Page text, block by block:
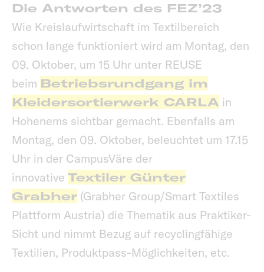
Die Antworten des FEZ’23
Wie Kreislaufwirtschaft im Textilbereich
schon lange funktioniert wird am Montag, den
09. Oktober, um 15 Uhr unter REUSE
beim Betriebsrundgang im
Kleidersortierwerk CARLA in
Hohenems sichtbar gemacht. Ebenfalls am
Montag, den 09. Oktober, beleuchtet um 17.15
Uhr in der CampusVäre der
innovative Textiler Günter
Grabher (Grabher Group/Smart Textiles
Plattform Austria) die Thematik aus Praktiker-
Sicht und nimmt Bezug auf recyclingfähige
Textilien, Produktpass-Möglichkeiten, etc.